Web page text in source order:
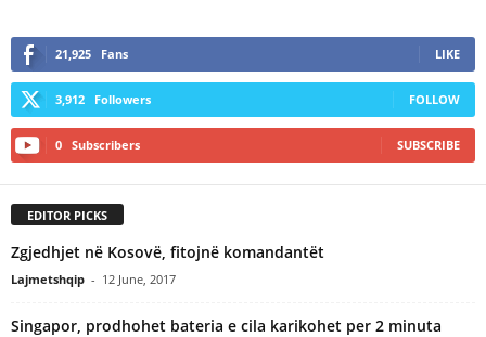
21,925 Fans LIKE
3,912 Followers FOLLOW
0 Subscribers SUBSCRIBE
EDITOR PICKS
Zgjedhjet në Kosovë, fitojnë komandantët
Lajmetshqip - 12 June, 2017
Singapor, prodhohet bateria e cila karikohet per 2 minuta